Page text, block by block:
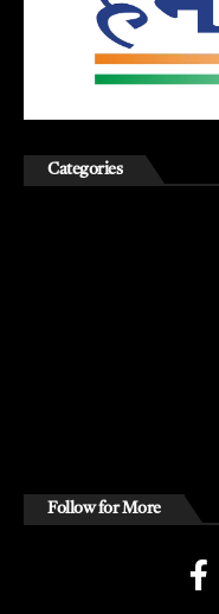
Categories
Follow for More